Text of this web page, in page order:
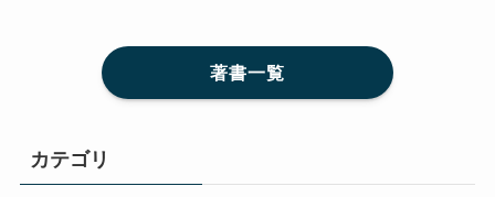
著書一覧
カテゴリ